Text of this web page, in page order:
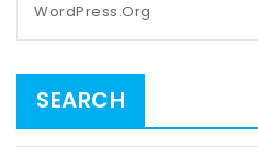
WordPress.org
SEARCH